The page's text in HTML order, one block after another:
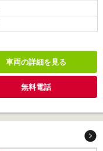
車両の詳細を見る
無料電話